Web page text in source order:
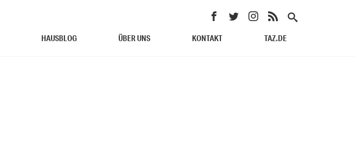
HAUSBLOG ÜBER UNS KONTAKT TAZ.DE